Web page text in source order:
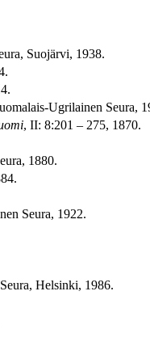
Suojärvi, 1938.
Ugrilainen Seura,
, II: 8:201 – 275, 1870.
1880.
Seura, 1922.
Helsinki, 1986.